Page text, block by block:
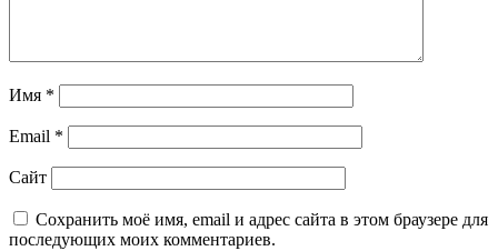
Имя *
Email *
Сайт
Сохранить моё имя, email и адрес сайта в этом браузере для
последующих моих комментариев.